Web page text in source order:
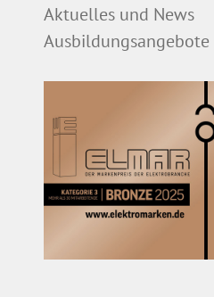
Aktuelles und News
Ausbildungsangebote